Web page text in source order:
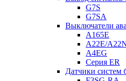
G7S
G7SA
Выключатели
A165E
A22E/
A4EG
Серия ER
Датчики систем